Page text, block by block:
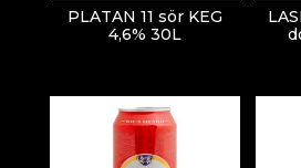
PLATAN 11 sör KEG
4,6% 30L